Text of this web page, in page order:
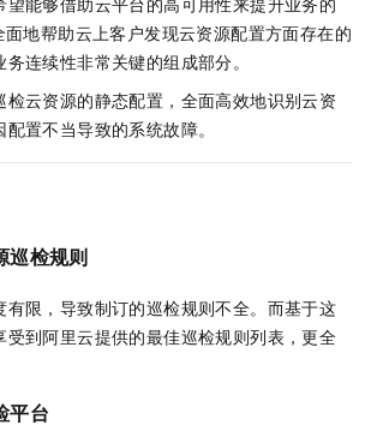
地帮助云上客户发现云资源配置方面存在的
连续性非常关键的组成部分。
云资源的静态配置，全面高效地识别云资
置不当导致的系统故障。
巡检规则
有限，导致制订的巡检规则不全。而基于这
受到阿里云提供的最佳巡检规则列表，更全
平台